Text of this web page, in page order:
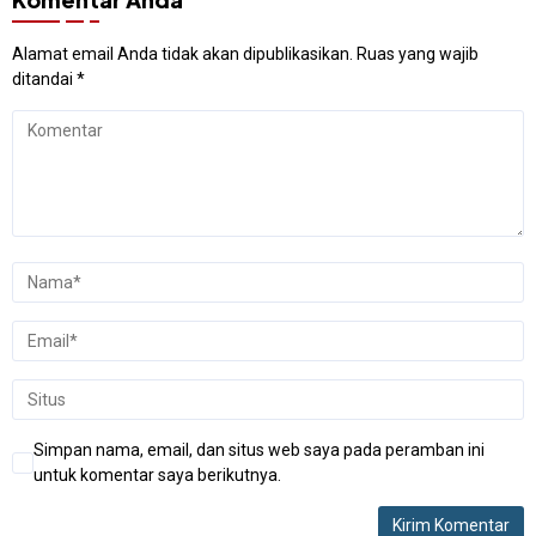
Alamat email Anda tidak akan dipublikasikan. Ruas yang wajib
ditandai *
Simpan nama, email, dan situs web saya pada peramban ini
untuk komentar saya berikutnya.